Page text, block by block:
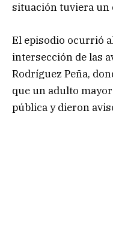
situación tuviera un
El episodio ocurrió
intersección de las
Rodríguez Peña,
que un adulto
pública y dieron